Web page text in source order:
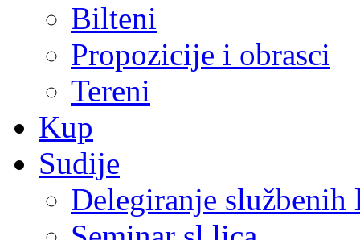
Bilteni
Propozicije i obrasci
Tereni
Kup
Sudije
Delegiranje službenih